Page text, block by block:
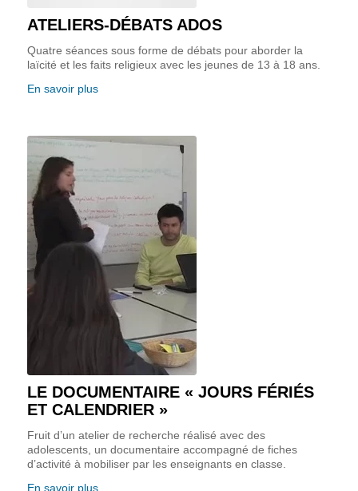
ATELIERS-DÉBATS ADOS
Quatre séances sous forme de débats pour aborder la
laïcité et les faits religieux avec les jeunes de 13 à 18 ans.
En savoir plus
LE DOCUMENTAIRE « JOURS FÉRIÉS
ET CALENDRIER »
Fruit d’un atelier de recherche réalisé avec des
adolescents, un documentaire accompagné de fiches
d’activité à mobiliser par les enseignants en classe.
En savoir plus